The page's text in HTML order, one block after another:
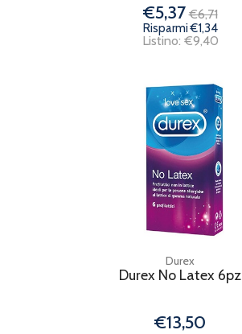
€5,37 €6,71
Risparmi €1,34
Listino: €9,40
Durex
Durex No Latex 6pz
€13,50